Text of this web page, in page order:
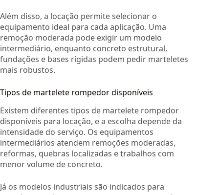
Além disso, a locação permite selecionar o
equipamento ideal para cada aplicação. Uma
remoção moderada pode exigir um modelo
intermediário, enquanto concreto estrutural,
fundações e bases rígidas podem pedir marteletes
mais robustos.
Tipos de martelete rompedor disponíveis
Existem diferentes tipos de martelete rompedor
disponíveis para locação, e a escolha depende da
intensidade do serviço. Os equipamentos
intermediários atendem remoções moderadas,
reformas, quebras localizadas e trabalhos com
menor volume de concreto.
Já os modelos industriais são indicados para